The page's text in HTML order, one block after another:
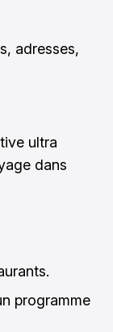
adresses,
ultra
dans
programme